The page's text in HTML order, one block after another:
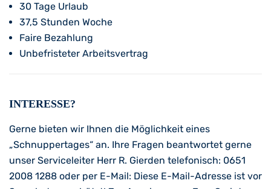
30 Tage Urlaub
37,5 Stunden Woche
Faire Bezahlung
Unbefristeter Arbeitsvertrag
INTERESSE?
Gerne bieten wir Ihnen die Möglichkeit eines
„Schnuppertages“ an. Ihre Fragen beantwortet gerne
unser Serviceleiter Herr R. Gierden telefonisch: 0651
2008 1288 oder per E-Mail: Diese E-Mail-Adresse ist vor